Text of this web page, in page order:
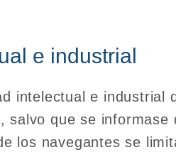
e industrial
intelectual e industrial
salvo que se
los navegantes se